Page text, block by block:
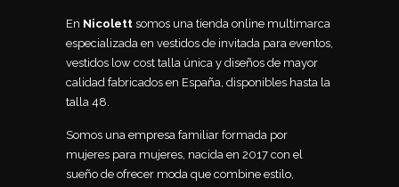
En Nicolett somos una tienda online multimarca
especializada en vestidos de invitada para eventos,
vestidos low cost talla única y diseños de mayor
calidad fabricados en España, disponibles hasta la
talla 48.
Somos una empresa familiar formada por
mujeres para mujeres, nacida en 2017 con el
sueño de ofrecer moda que combine estilo,